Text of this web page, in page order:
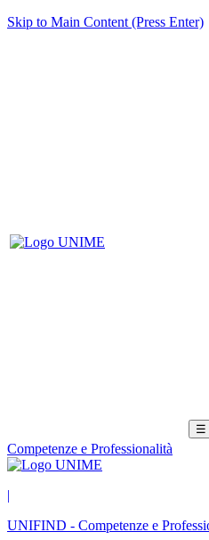
Skip to Main Content (Press Enter)
☰
Competenze e Professionalità
|
UNIFIND - Competenze e